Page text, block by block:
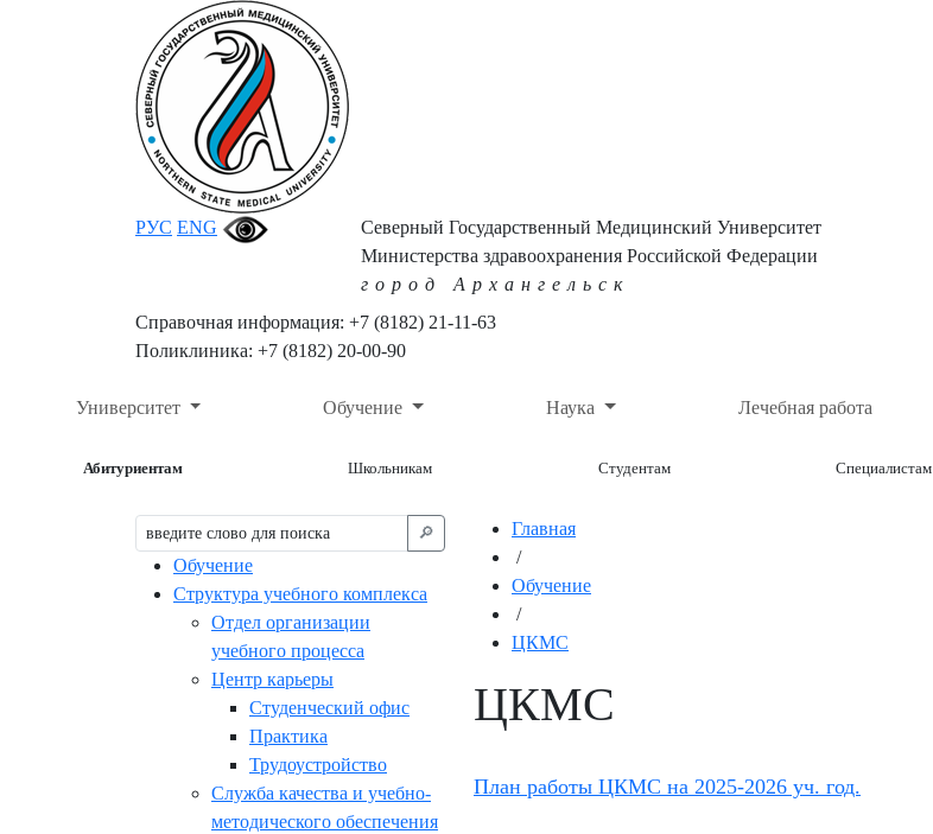
РУС ENG
Северный Государственный Медицинский Университет
Министерства здравоохранения Российской Федерации
город Архангельск
Справочная информация: +7 (8182) 21-11-63
Поликлиника: +7 (8182) 20-00-90
Университет Обучение Наука Лечебная работа
Абитуриентам Школьникам Студентам Специалистам
🔎︎
Обучение
Структура учебного комплекса
Отдел организации
учебного процесса
Центр карьеры
Студенческий офис
Практика
Трудоустройство
Служба качества и учебно-
методического обеспечения
Главная
/
Обучение
/
ЦКМС
ЦКМС
План работы ЦКМС на 2025-2026 уч. год.